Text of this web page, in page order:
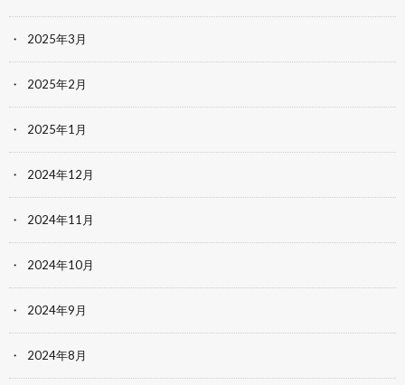
2025年3月
2025年2月
2025年1月
2024年12月
2024年11月
2024年10月
2024年9月
2024年8月